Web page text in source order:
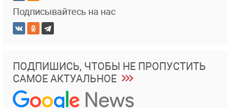
Подписывайтесь на нас
ПОДПИШИСЬ, ЧТОБЫ НЕ ПРОПУСТИТЬ
САМОЕ АКТУАЛЬНОЕ